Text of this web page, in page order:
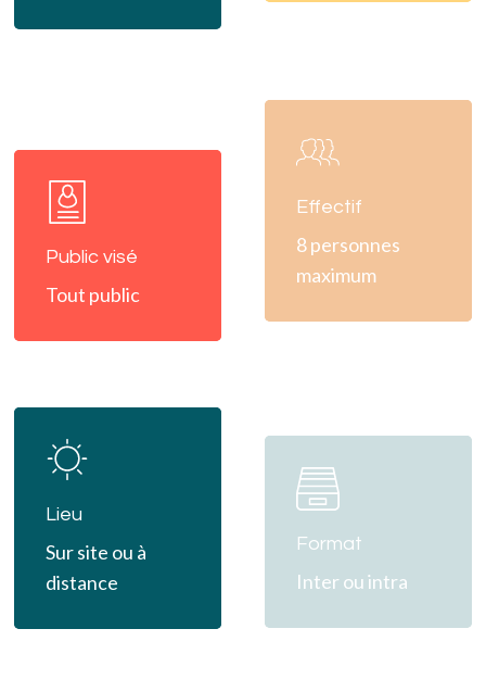
Public visé
Tout public
more
Effectif
8 personnes
maximum
more
Lieu
Sur site ou à
distance
more
Format
Inter ou intra
more